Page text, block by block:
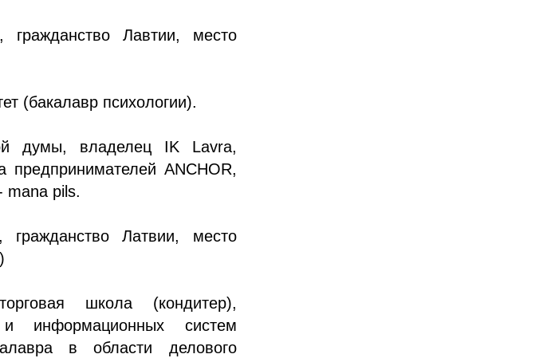
Лавтии, место
(бакалавр психологии).
думы, владелец IK Lavra,
предпринимателей ANCHOR,
mana pils.
Латвии, место
школа (кондитер),
информационных систем
в области делового